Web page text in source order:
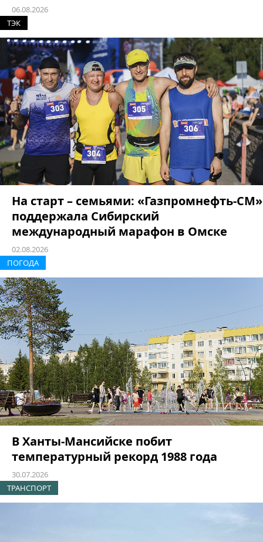
06.08.2026
ТЭК
На старт – семьями: «Газпромнефть-СМ»
поддержала Сибирский
международный марафон в Омске
02.08.2026
ПОГОДА
В Ханты-Мансийске побит
температурный рекорд 1988 года
30.07.2026
ТРАНСПОРТ